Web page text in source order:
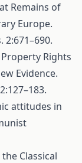
Remains of
Europe.
2:671–690.
Rights
Evidence.
attitudes in
Classical